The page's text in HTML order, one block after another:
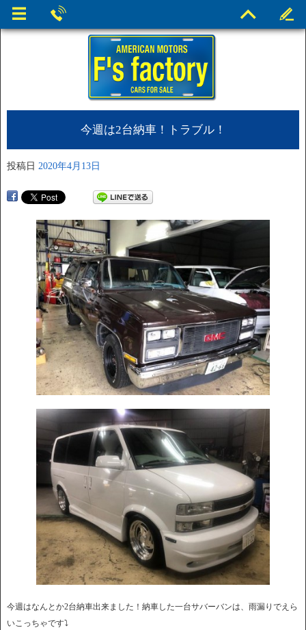
今週は2台納車！トラブル！
投稿日 2020年4月13日
今週はなんとか2台納車出来ました！納車した一台サバーバンは、雨漏りでえら
いこっちゃです⤵︎